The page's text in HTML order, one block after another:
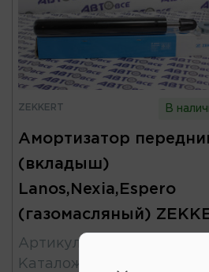
ZEKKERT В
Амортизатор
(вкладыш)
Lanos,Nexia,Espero
(газомасляный)
Артикул
Каталожный